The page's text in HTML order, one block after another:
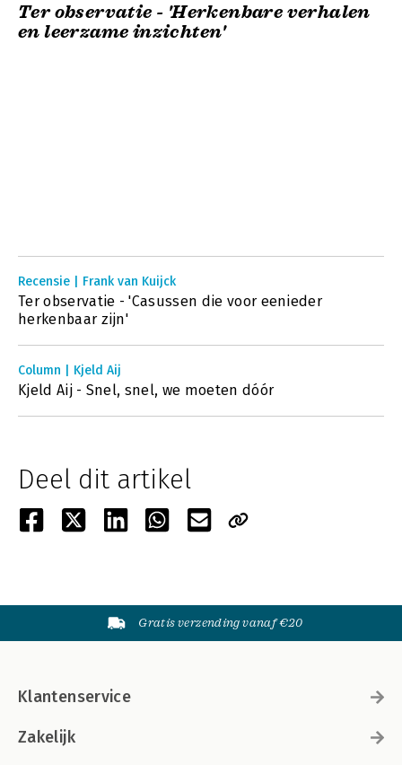
Ter observatie - 'Herkenbare verhalen
en leerzame inzichten'
Recensie | Frank van Kuijck
Ter observatie - 'Casussen die voor eenieder
herkenbaar zijn'
Column | Kjeld Aij
Kjeld Aij - Snel, snel, we moeten dóór
Deel dit artikel
Gratis verzending vanaf €20
Klantenservice
Zakelijk